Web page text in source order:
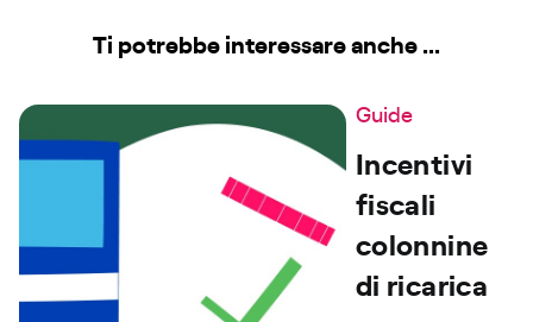
Ti potrebbe interessare anche ...
Guide
Incentivi
fiscali
colonnine
di ricarica